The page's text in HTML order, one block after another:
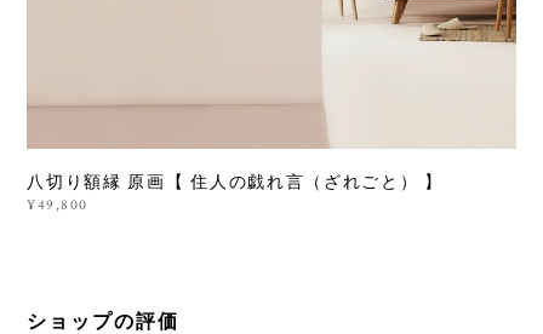
八切り額縁 原画【 住人の戯れ言（ざれごと） 】
¥49,800
ショップの評価